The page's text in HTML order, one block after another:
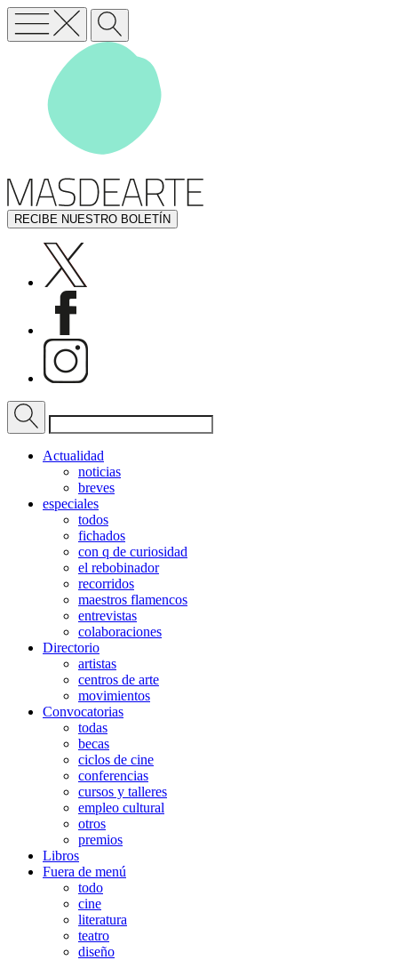
RECIBE NUESTRO BOLETÍN
Actualidad
noticias
breves
especiales
todos
fichados
con q de curiosidad
el rebobinador
recorridos
maestros flamencos
entrevistas
colaboraciones
Directorio
artistas
centros de arte
movimientos
Convocatorias
todas
becas
ciclos de cine
conferencias
cursos y talleres
empleo cultural
otros
premios
Libros
Fuera de menú
todo
cine
literatura
teatro
diseño